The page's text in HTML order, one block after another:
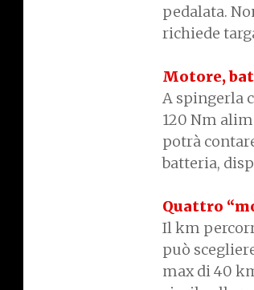
pedalata.
richiede
Motore,
A spingerla
120 Nm
potrà
batteria,
Quattro
Il km
può
max di 40